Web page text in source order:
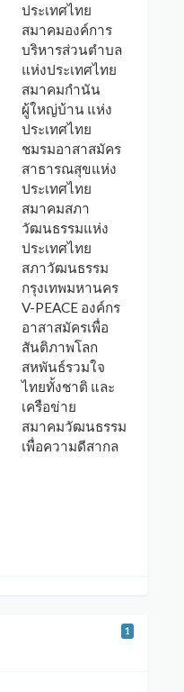
ประเทศไทย
สมาคมองค์การ
บริหารส่วนตำบล
แห่งประเทศไทย
สมาคมกำนัน
ผู้ใหญ่บ้าน แห่ง
ประเทศไทย
ชมรมอาสาสมัคร
สาธารณสุขแห่ง
ประเทศไทย
สมาคมสภา
วัฒนธรรมแห่ง
ประเทศไทย
สภาวัฒนธรรม
กรุงเทพมหานคร
V-PEACE องค์กร
อาสาสมัครเพื่อ
สันติภาพโลก
สหพันธ์รวมใจ
ไทยทั้งชาติ และ
เครือข่าย
สมาคมวัฒนธรรม
เพื่อความดีสากล
1